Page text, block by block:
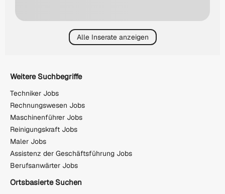
Alle Inserate anzeigen
Weitere Suchbegriffe
Techniker Jobs
Rechnungswesen Jobs
Maschinenführer Jobs
Reinigungskraft Jobs
Maler Jobs
Assistenz der Geschäftsführung Jobs
Berufsanwärter Jobs
Ortsbasierte Suchen